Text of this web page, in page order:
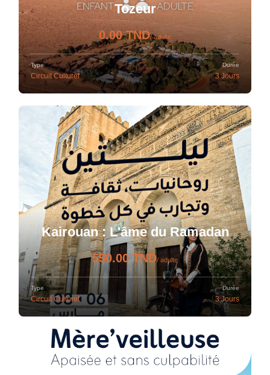
Tozeur
0.00 TND/ adulte
Type
Circuit Culturel
Durée
3 Jours
Kairouan : L'âme du Ramadan
550.00 TND/ adulte
Type
Circuit Culturel
Durée
3 Jours